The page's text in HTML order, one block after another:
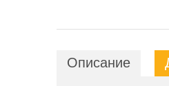
Описание